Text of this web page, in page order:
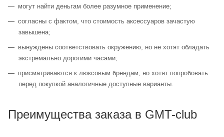
могут найти деньгам более разумное применение;
согласны с фактом, что стоимость аксессуаров зачастую
завышена;
вынуждены соответствовать окружению, но не хотят обладать
экстремально дорогими часами;
присматриваются к люксовым брендам, но хотят попробовать
перед покупкой аналогичные доступные варианты.
Преимущества заказа в GMT-club